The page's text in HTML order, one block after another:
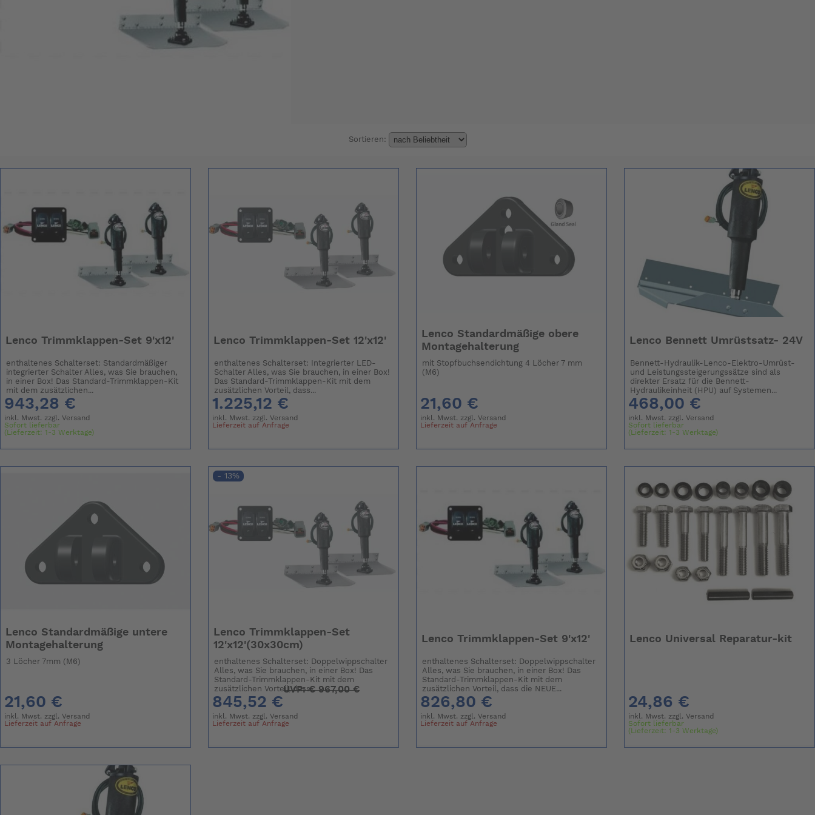
Sortieren:
Lenco Trimmklappen-Set 9'x12'
enthaltenes Schalterset: Standardmäßiger
integrierter Schalter Alles, was Sie brauchen,
in einer Box! Das Standard-Trimmklappen-Kit
mit dem zusätzlichen...
943,28 €
inkl. Mwst. zzgl.Versand
Sofort lieferbar
(Lieferzeit: 1-3 Werktage)
Lenco Trimmklappen-Set 12'x12'
enthaltenes Schalterset: Integrierter LED-
Schalter Alles, was Sie brauchen, in einer Box!
Das Standard-Trimmklappen-Kit mit dem
zusätzlichen Vorteil, dass...
1.225,12 €
inkl. Mwst. zzgl.Versand
Lieferzeit auf Anfrage
Lenco Standardmäßige obere
Montagehalterung
mit Stopfbuchsendichtung 4 Löcher 7 mm
(M6)
21,60 €
inkl. Mwst. zzgl.Versand
Lieferzeit auf Anfrage
Lenco Bennett Umrüstsatz- 24V
Bennett-Hydraulik-Lenco-Elektro-Umrüst-
und Leistungssteigerungssätze sind als
direkter Ersatz für die Bennett-
Hydraulikeinheit (HPU) auf Systemen...
468,00 €
inkl. Mwst. zzgl.Versand
Sofort lieferbar
(Lieferzeit: 1-3 Werktage)
Lenco Standardmäßige untere
Montagehalterung
3 Löcher 7mm (M6)
21,60 €
inkl. Mwst. zzgl.Versand
Lieferzeit auf Anfrage
- 13%
Lenco Trimmklappen-Set
12'x12'(30x30cm)
enthaltenes Schalterset: Doppelwippschalter
Alles, was Sie brauchen, in einer Box! Das
Standard-Trimmklappen-Kit mit dem
zusätzlichen Vorteil, dass...
845,52 €
UVP:€967,00 €
inkl. Mwst. zzgl.Versand
Lieferzeit auf Anfrage
Lenco Trimmklappen-Set 9'x12'
enthaltenes Schalterset: Doppelwippschalter
Alles, was Sie brauchen, in einer Box! Das
Standard-Trimmklappen-Kit mit dem
zusätzlichen Vorteil, dass die NEUE...
826,80 €
inkl. Mwst. zzgl.Versand
Lieferzeit auf Anfrage
Lenco Universal Reparatur-kit
24,86 €
inkl. Mwst. zzgl.Versand
Sofort lieferbar
(Lieferzeit: 1-3 Werktage)